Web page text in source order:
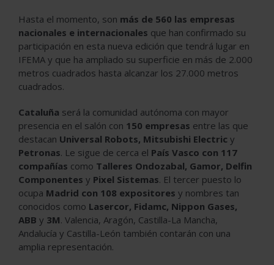
Hasta el momento, son más de 560 las empresas
nacionales e internacionales que han confirmado su
participación en esta nueva edición que tendrá lugar en
IFEMA y que ha ampliado su superficie en más de 2.000
metros cuadrados hasta alcanzar los 27.000 metros
cuadrados.
Cataluña será la comunidad autónoma con mayor
presencia en el salón con 150 empresas entre las que
destacan Universal Robots, Mitsubishi Electric y
Petronas. Le sigue de cerca el País Vasco con 117
compañías como Talleres Ondozabal, Gamor, Delfin
Componentes y Pixel Sistemas. El tercer puesto lo
ocupa Madrid con 108 expositores y nombres tan
conocidos como Lasercor, Fidamc, Nippon Gases,
ABB y 3M. Valencia, Aragón, Castilla-La Mancha,
Andalucía y Castilla-León también contarán con una
amplia representación.